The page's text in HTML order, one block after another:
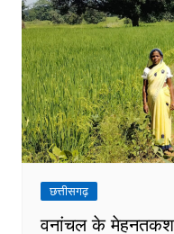
छत्तीसगढ़
वनांचल के मेहनतकश